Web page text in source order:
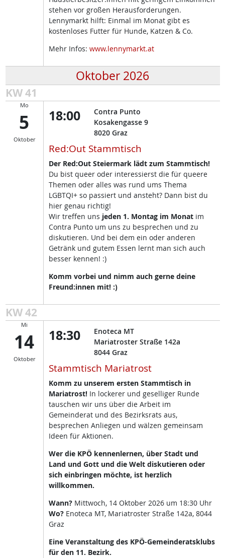
stehen vor großen Herausforderungen.
Lennymarkt hilft: Einmal im Monat gibt es
kostenloses Futter für Hunde, Katzen & Co.
Mehr Infos: www.lennymarkt.at
Oktober 2026
KW 41
Mo
5
Oktober
18:00
Contra Punto
Kosakengasse 9
8020 Graz
Red:Out Stammtisch
Der Red:Out Steiermark lädt zum Stammtisch!
Du bist queer oder interessierst die für queere
Themen oder alles was rund ums Thema
LGBTQI+ so passiert und ansteht? Dann bist du
hier genau richtig!
Wir treffen uns jeden 1. Montag im Monatim
Contra Punto um uns zu besprechen und zu
diskutieren. Und bei dem ein oder anderen
Getränk und gutem Essen lernt man sich auch
besser kennen! :)
Komm vorbei und nimm auch gerne deine
Freund:innen mit! :)
KW 42
Mi
14
Oktober
18:30
Enoteca MT
Mariatroster Straße 142a
8044 Graz
Stammtisch Mariatrost
Komm zu unserem ersten Stammtisch in
Mariatrost! In lockerer und geselliger Runde
tauschen wir uns über die Arbeit im
Gemeinderat und des Bezirksrats aus,
besprechen Anliegen und wälzen gemeinsam
Ideen für Aktionen.
Wer die KPÖ kennenlernen, über Stadt und
Land und Gott und die Welt diskutieren oder
sich einbringen möchte, ist herzlich
willkommen.
Wann? Mittwoch, 14 Oktober 2026 um 18:30 Uhr
Wo? Enoteca MT, Mariatroster Straße 142a, 8044
Graz
Eine Veranstaltung des KPÖ-Gemeinderatsklubs
für den 11. Bezirk.